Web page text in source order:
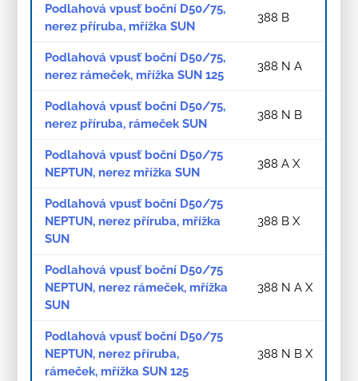
Podlahová vpusť boční D50/75,
nerez příruba, mřížka SUN
388 B
Podlahová vpusť boční D50/75,
nerez rámeček, mřížka SUN 125
388 N A
Podlahová vpusť boční D50/75,
nerez příruba, rámeček SUN
388 N B
Podlahová vpusť boční D50/75
NEPTUN, nerez mřížka SUN
388 A X
Podlahová vpusť boční D50/75
NEPTUN, nerez příruba, mřížka
SUN
388 B X
Podlahová vpusť boční D50/75
NEPTUN, nerez rámeček, mřížka
SUN
388 N A X
Podlahová vpusť boční D50/75
NEPTUN, nerez příruba,
rámeček, mřížka SUN 125
388 N B X